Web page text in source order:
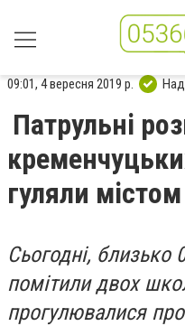
09:01, 4 вересня 2019 р.
Патрульні
гуляли містом
Сьогодні, близько
помітили двох
прогулювалися